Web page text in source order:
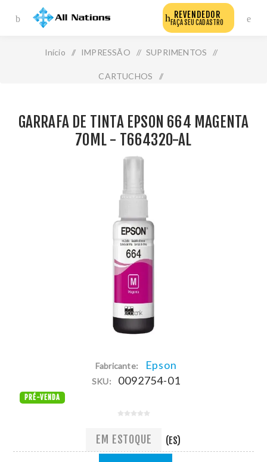
REVENDEDOR
FAÇA SEU CADASTRO
Início / IMPRESSÃO / SUPRIMENTOS /
CARTUCHOS /
GARRAFA DE TINTA EPSON 664 MAGENTA
70ML - T664320-AL
Fabricante: Epson
SKU: 0092754-01
PRÉ-VENDA
EM ESTOQUE (ES)